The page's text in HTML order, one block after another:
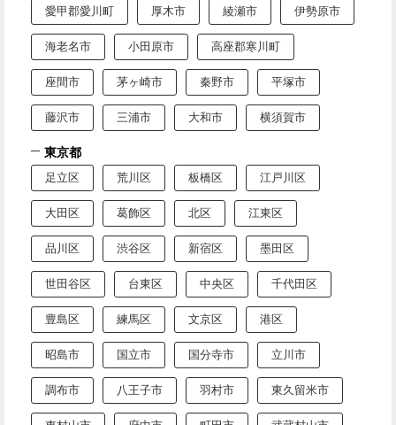
愛甲郡愛川町 厚木市 綾瀬市 伊勢原市
海老名市 小田原市 高座郡寒川町
座間市 茅ヶ崎市 秦野市 平塚市
藤沢市 三浦市 大和市 横須賀市
東京都
足立区 荒川区 板橋区 江戸川区
大田区 葛飾区 北区 江東区
品川区 渋谷区 新宿区 墨田区
世田谷区 台東区 中央区 千代田区
豊島区 練馬区 文京区 港区
昭島市 国立市 国分寺市 立川市
調布市 八王子市 羽村市 東久留米市